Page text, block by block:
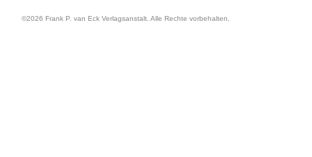
©2026 Frank P. van Eck Verlagsanstalt. Alle Rechte vorbehalten.